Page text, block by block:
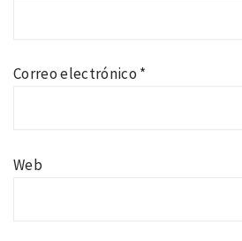
Correo electrónico *
Web